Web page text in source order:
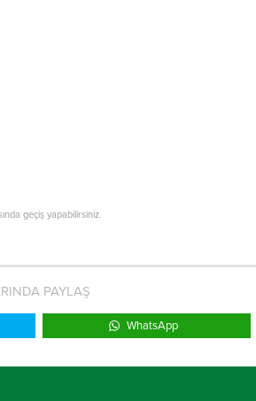
geçiş yapabilirsiniz.
PAYLAŞ
WhatsApp